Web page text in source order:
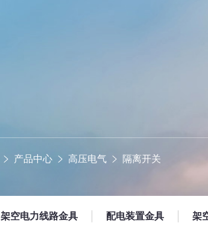
产品中心 高压电气 隔离开关
架空电力线路金具 配电装置金具 架